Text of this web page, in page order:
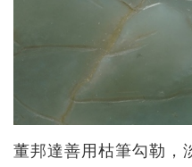
董邦達善用枯筆勾勒，